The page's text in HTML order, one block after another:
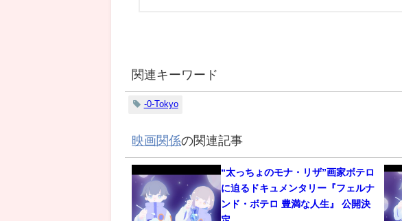
関連キーワード
-0-Tokyo
映画関係の関連記事
“太っちょのモナ・リザ”画家ボテロ
に迫るドキュメンタリー『フェルナ
ンド・ボテロ 豊満な人生』 公開決